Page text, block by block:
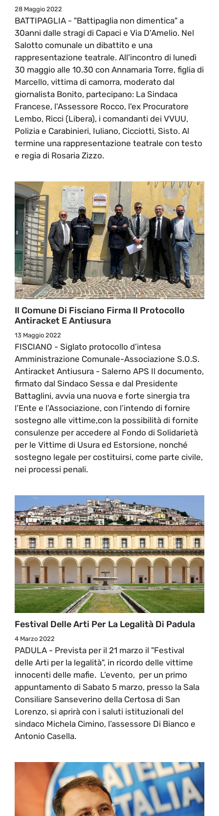
28 Maggio 2022
BATTIPAGLIA - "Battipaglia non dimentica" a
30anni dalle stragi di Capaci e Via D'Amelio. Nel
Salotto comunale un dibattito e una
rappresentazione teatrale. All'incontro di lunedì
30 maggio alle 10.30 con Annamaria Torre, figlia di
Marcello, vittima di camorra, moderato dal
giornalista Bonito, partecipano: La Sindaca
Francese, l'Assessore Rocco, l'ex Procuratore
Lembo, Ricci (Libera), i comandanti dei VVUU,
Polizia e Carabinieri, Iuliano, Cicciotti, Sisto. Al
termine una rappresentazione teatrale con testo
e regia di Rosaria Zizzo.
Il Comune Di Fisciano Firma Il Protocollo
Antiracket E Antiusura
13 Maggio 2022
FISCIANO - Siglato protocollo d’intesa
Amministrazione Comunale-Associazione S.O.S.
Antiracket Antiusura - Salerno APS Il documento,
firmato dal Sindaco Sessa e dal Presidente
Battaglini, avvia una nuova e forte sinergia tra
l’Ente e l’Associazione, con l’intendo di fornire
sostegno alle vittime,con la possibilità di fornite
consulenze per accedere al Fondo di Solidarietà
per le Vittime di Usura ed Estorsione, nonché
sostegno legale per costituirsi, come parte civile,
nei processi penali.
Festival Delle Arti Per La Legalità Di Padula
4 Marzo 2022
PADULA - Prevista per il 21 marzo il "Festival
delle Arti per la legalità", in ricordo delle vittime
innocenti delle mafie. L’evento, per un primo
appuntamento di Sabato 5 marzo, presso la Sala
Consiliare Sanseverino della Certosa di San
Lorenzo, si aprirà con i saluti istituzionali del
sindaco Michela Cimino, l’assessore Di Bianco e
Antonio Casella.